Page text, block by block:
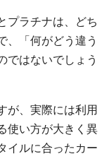
プラチナは、どち
、「何がどう違う
ではないでしょう
が、実際には利用
使い方が大きく異
イルに合ったカー